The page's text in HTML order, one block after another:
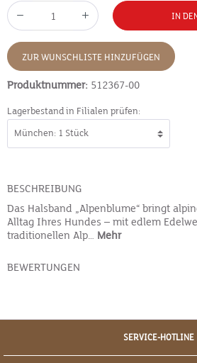
IN
ZUR WUNSCHLISTE HINZUFÜGEN
Produktnummer: 512367-00
Lagerbestand in Filialen prüfen:
BESCHREIBUNG
Das Halsband „Alpenblume“ bringt
Alltag Ihres Hundes – mit edlem
traditionellen Alp… Mehr
BEWERTUNGEN
SERVICE-HOTLINE